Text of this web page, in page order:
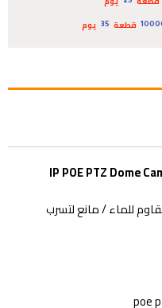
قطعة 35 يوم
للماء / مانع لتسرب